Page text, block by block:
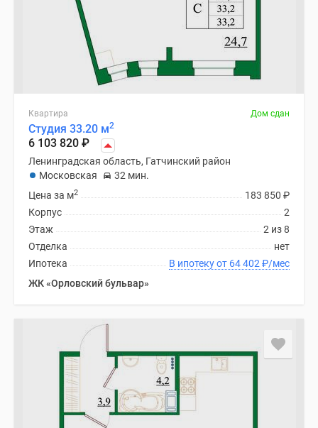
поселки
Коттеджные
поселки
водоема
Коттеджные
поселки
ипотеку
Бизнес-
Квартира Дом сдан
Студия 33.20 м2
6 103 820 ₽
Ленинградская область, Гатчинский район
Московская
32 мин.
183 850 ₽
Цена за м2
2
Корпус
2 из 8
Этаж
нет
Отделка
В ипотеку от 64 402 ₽/мес
Ипотека
ЖК «Орловский бульвар»